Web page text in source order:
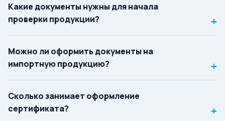
Какие документы нужны для начала
проверки продукции?
+
Можно ли оформить документы на
импортную продукцию?
+
Сколько занимает оформление
сертификата?
+